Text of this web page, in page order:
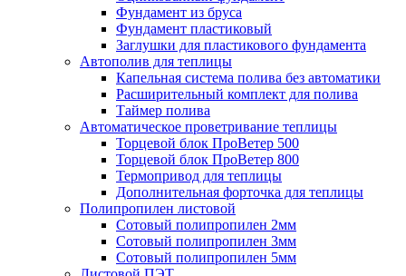
Фундамент из бруса
Фундамент пластиковый
Заглушки для пластикового фундамента
Автополив для теплицы
Капельная система полива без автоматики
Расширительный комплект для полива
Таймер полива
Автоматическое проветривание теплицы
Торцевой блок ПроВетер 500
Торцевой блок ПроВетер 800
Термопривод для теплицы
Дополнительная форточка для теплицы
Полипропилен листовой
Сотовый полипропилен 2мм
Сотовый полипропилен 3мм
Сотовый полипропилен 5мм